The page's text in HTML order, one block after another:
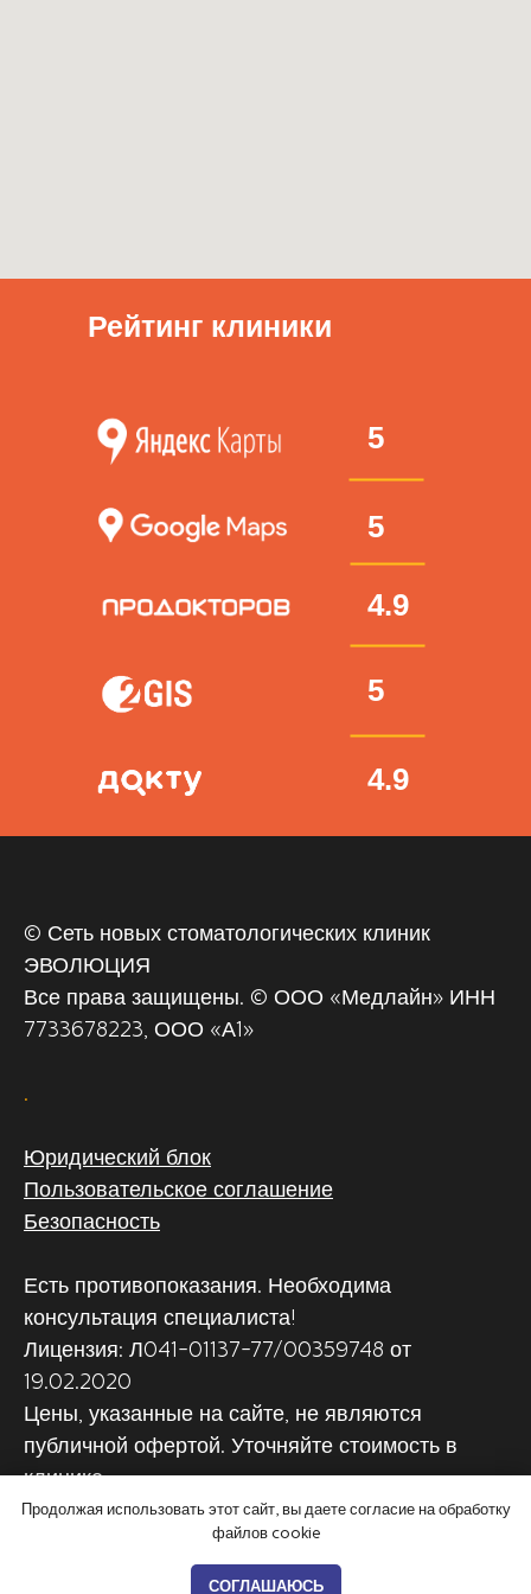
Рейтинг клиники
5
4.9
5
5
4.9
Продолжая использовать этот сайт, вы даете согласие на обработку
файлов cookie
СОГЛАШАЮСЬ
© Сеть новых стоматологических клиник
ЭВОЛЮЦИЯ
Все права защищены. © ООО «‎Медлайн» ИНН
7733678223, ООО «А1»
.
Юридический блок
Пользовательское соглашение
Безопасность
Есть противопоказания. Необходима
консультация специалиста!
Лицензия: Л041-01137-77/00359748 от
19.02.2020
Цены, указанные на сайте, не являются
публичной офертой. Уточняйте стоимость в
клинике